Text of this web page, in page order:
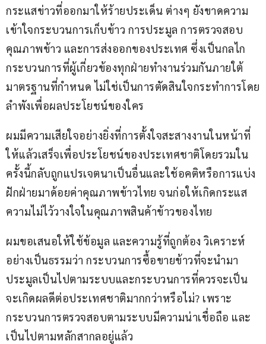
กระแสข่าวที่ออกมาให้ร้ายประเด็น ต่างๆ ยังขาดความ
เข้าใจกระบวนการเก็บข้าว การประมูล การตรวจสอบ
คุณภาพข้าว และการส่งออกของประเทศ ซึ่งเป็นกลไก
กระบวนการที่ผู้เกี่ยวข้องทุกฝ่ายทำงานร่วมกันภายใต้
มาตรฐานที่กำหนด ไม่ใช่เป็นการตัดสินใจกระทำการโดย
ลำพังเพื่อผลประโยชน์ของใคร
ผมมีความเสียใจอย่างยิ่งที่การตั้งใจสะสางงานในหน้าที่
ให้แล้วเสร็จเพื่อประโยชน์ของประเทศชาติโดยรวมใน
ครั้งนี้กลับถูกแปรเจตนาเป็นอื่นและใช้อคติหรือการแบ่ง
ฝักฝ่ายมาด้อยค่าคุณภาพข้าวไทย จนก่อให้เกิดกระแส
ความไม่ไว้วางใจในคุณภาพสินค้าข้าวของไทย
ผมขอเสนอให้ใช้ข้อมูล และความรู้ที่ถูกต้อง วิเคราะห์
อย่างเป็นธรรมว่า กระบวนการซื้อขายข้าวที่จะนำมา
ประมูลเป็นไปตามระบบและกระบวนการที่ควรจะเป็น
จะเกิดผลดีต่อประเทศชาติมากกว่าหรือไม่? เพราะ
กระบวนการตรวจสอบตามระบบมีความน่าเชื่อถือ และ
เป็นไปตามหลักสากลอยู่แล้ว